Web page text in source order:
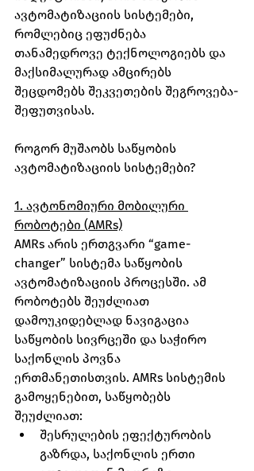
ავტომატიზაციის სისტემები,
რომლებიც ეფუძნება
თანამედროვე ტექნოლოგიებს და
მაქსიმალურად ამცირებს
შეცდომებს შეკვეთების შეგროვება-
შეფუთვისას.
როგორ მუშაობს საწყობის
ავტომატიზაციის სისტემები?
1. ავტონომიური მობილური
რობოტები (AMRs)
AMRs არის ერთგვარი “game-
changer” სისტემა საწყობის
ავტომატიზაციის პროცესში. ამ
რობოტებს შეუძლიათ
დამოუკიდებლად ნავიგაცია
საწყობის სივრცეში და საჭირო
საქონლის პოვნა
ერთმანეთისთვის. AMRs სისტემის
გამოყენებით, საწყობებს
შეუძლიათ:
შესრულების ეფექტურობის
გაზრდა, საქონლის ერთი